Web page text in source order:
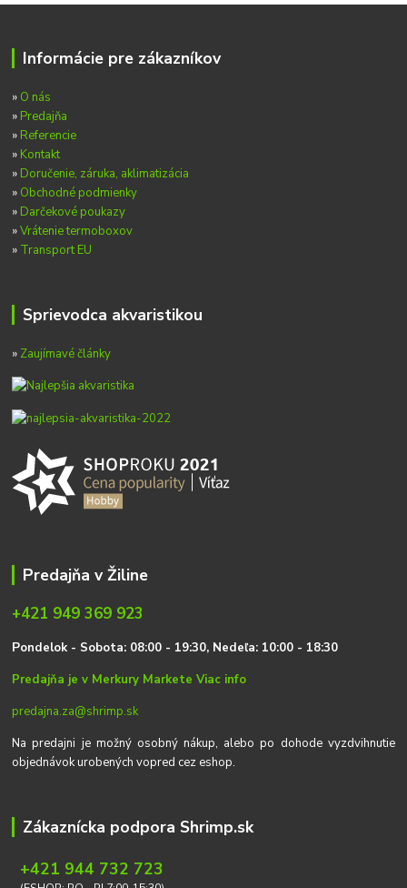
Informácie pre zákazníkov
» O nás
» Predajňa
» Referencie
» Kontakt
» Doručenie, záruka, aklimatizácia
» Obchodné podmienky
» Darčekové poukazy
»Vrátenie termoboxov
» Transport EU
Sprievodca akvaristikou
» Zaujímavé články
Predajňa v Žiline
+421 949 369 923
Pondelok - Sobota: 08:00 - 19:30, Nedeľa: 10:00 - 18:30
Predajňa je v Merkury MarketeViac info
predajna.za@shrimp.sk
Na predajni je možný osobný nákup, alebo po dohode vyzdvihnutie
objednávok urobených vopred cez eshop.
Zákaznícka podpora Shrimp.sk
+421 944 732 723